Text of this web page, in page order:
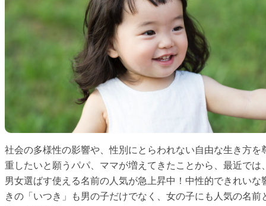
社会の多様性の影響や、性別にとらわれない自由な生き方を
重したいと願うパパ、ママが増えてきたことから、最近では
男女選ばす使える名前の人気が急上昇中！中性的できれいな
きの「いつき」も男の子だけでなく、女の子にも人気の名前